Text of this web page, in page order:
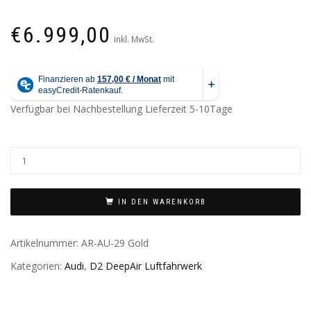
€6.999,00 inkl. MwSt.
Verfügbar bei Nachbestellung Lieferzeit 5-10Tage
IN DEN WARENKORB
Artikelnummer: AR-AU-29 Gold
Kategorien: Audi, D2 DeepAir Luftfahrwerk